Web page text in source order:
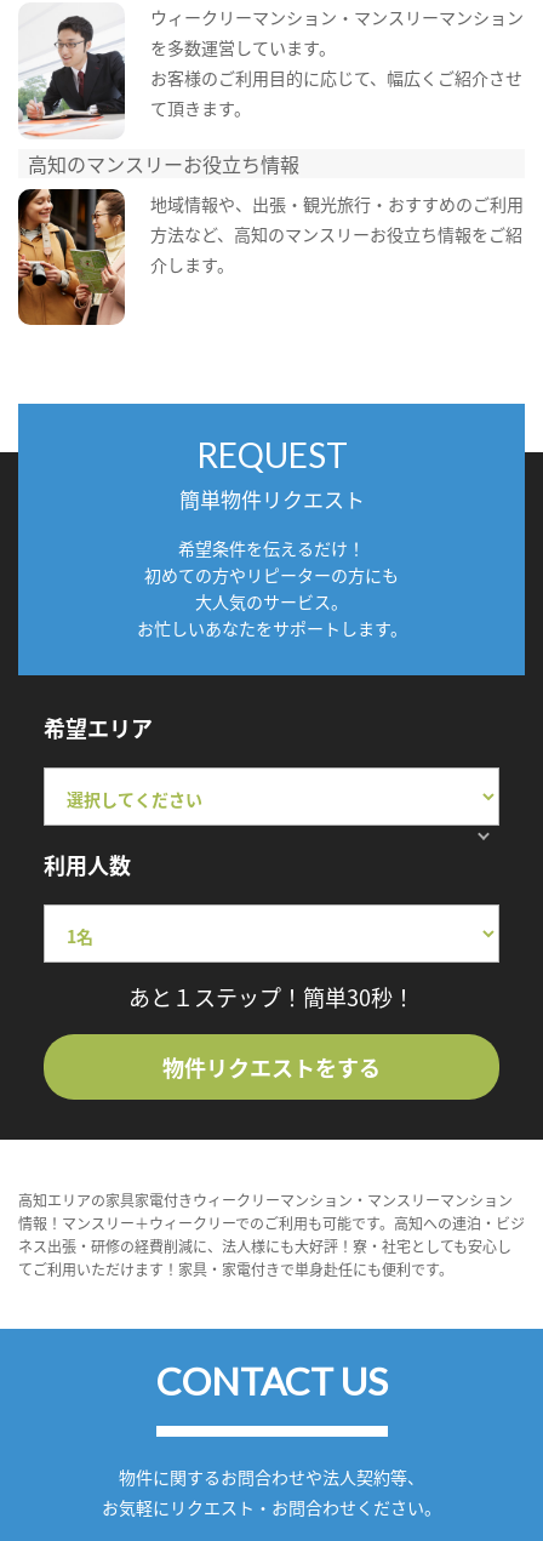
ウィークリーマンション・マンスリーマンション
を多数運営しています。
お客様のご利用目的に応じて、幅広くご紹介させ
て頂きます。
高知のマンスリーお役立ち情報
地域情報や、出張・観光旅行・おすすめのご利用
方法など、高知のマンスリーお役立ち情報をご紹
介します。
REQUEST
簡単物件リクエスト
希望条件を伝えるだけ！
初めての方やリピーターの方にも
大人気のサービス。
お忙しいあなたをサポートします。
希望エリア
利用人数
あと１ステップ！簡単30秒！
物件リクエストをする
高知エリアの家具家電付きウィークリーマンション・マンスリーマンション
情報！マンスリー＋ウィークリーでのご利用も可能です。高知への連泊・ビジ
ネス出張・研修の経費削減に、法人様にも大好評！寮・社宅としても安心し
てご利用いただけます！家具・家電付きで単身赴任にも便利です。
CONTACT US
物件に関するお問合わせや法人契約等、
お気軽にリクエスト・お問合わせください。